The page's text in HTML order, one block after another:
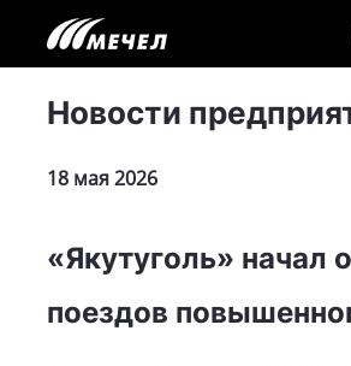
Новости
18 мая 2026
«Якутуголь» начал
поездов